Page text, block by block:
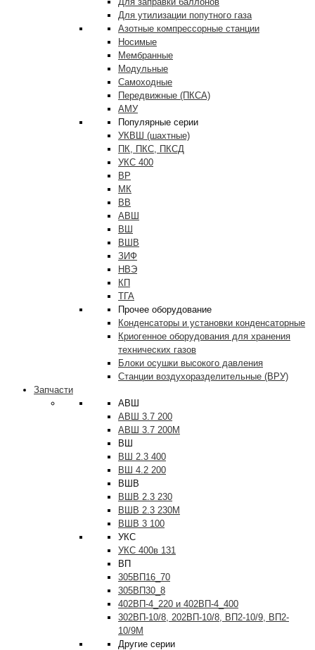
Для утилизации попутного газа
Азотные компрессорные станции
Носимые
Мембранные
Модульные
Самоходные
Передвижные (ПКСА)
АМУ
Популярные серии
УКВШ (шахтные)
ПК, ПКС, ПКСД
УКС 400
ВР
МК
ВВ
АВШ
ВШ
ВШВ
ЗИФ
НВЭ
КП
ТГА
Прочее оборудование
Конденсаторы и установки конденсаторные
Криогенное оборудования для хранения
технических газов
Блоки осушки высокого давления
Станции воздухоразделительные (ВРУ)
Запчасти
АВШ
АВШ 3.7 200
АВШ 3.7 200М
ВШ
ВШ 2.3 400
ВШ 4.2 200
ВШВ
ВШВ 2.3 230
ВШВ 2.3 230М
ВШВ 3 100
УКС
УКС 400в 131
ВП
305ВП16_70
305ВП30_8
402ВП-4_220 и 402ВП-4_400
302ВП-10/8, 202ВП-10/8, ВП2-10/9, ВП2-
10/9М
Другие серии